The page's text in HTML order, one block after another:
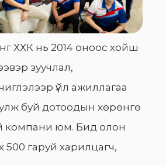
ХХК нь 2014 оноос хойш
зуучлал,
үйл ажиллагаа
буй дотоодын хөрөнгө
компани юм. Бид олон
500 гаруй харилцагч,